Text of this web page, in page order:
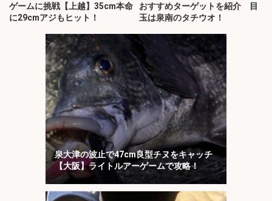
ゲームに挑戦【上越】35cm本命
に29cmアジもヒット！
おすすめターゲットを紹介 目
玉は泉南のタチウオ！
泉大津の波止で47cm良型チヌをキャッチ
【大阪】ライトルアーゲームで攻略！